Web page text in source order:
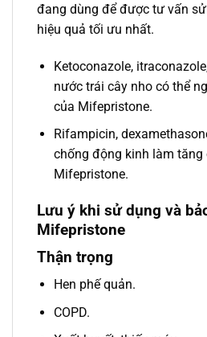
đang dùng để được tư vấn
hiệu quả tối ưu nhất.
Ketoconazole,
nước trái cây nho có thể
của Mifepristone.
Rifampicin,
chống động kinh làm tăng
Mifepristone.
Lưu ý khi sử dụng và
Mifepristone
Thận trọng
Hen phế quản.
COPD.